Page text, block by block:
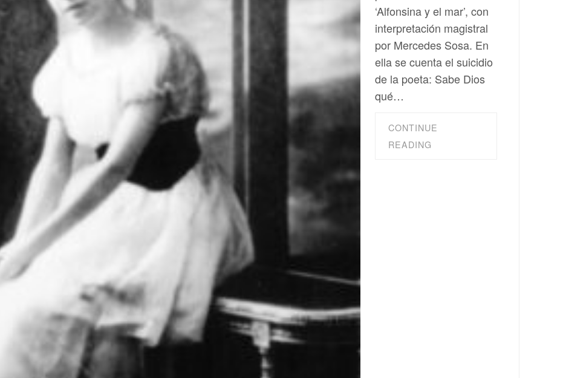
‘Alfonsina y el mar’, con
interpretación magistral
por Mercedes Sosa. En
ella se cuenta el suicidio
de la poeta: Sabe Dios
qué…
CONTINUE
READING